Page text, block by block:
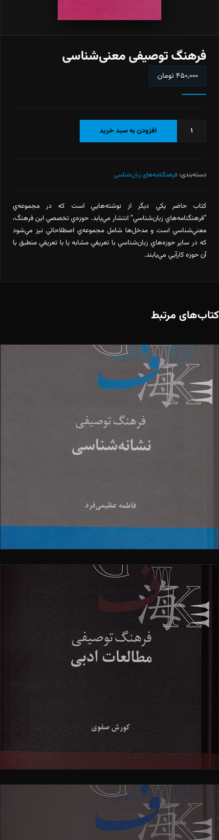
فرهنگ توصيفی معنی‌شناسی
۴۵۰,۰۰۰ تومان
فرهنگ
افزودن به سبد خرید
دسته‌بندی: فرهنگنامه‌های زبان‌شناسی
كتاب حاضر يكي ديگر از نوشته‌هايي است كه در مجموعه‌ي
“فرهنگنامه‌هاي زبان‌شناسي” انتشار مي‌يابد. حوزه‌ي تخصصي اين فرهنگ،
معني‌شناسي است و مدخل‌ها شامل مجموعه‌ي اصطلاحاتي نيز مي‌شود
كه در ساير حوزه‌هاي زبان‌شناسي با تعريفي مشابه يا با تعريفي منطبق با
آن حوزه كارآيي مي‌يابند.
کتاب‌های مرتبط